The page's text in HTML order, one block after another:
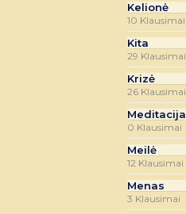
Kelionė
10 Klausimai
Kita
29 Klausimai
Krizė
26 Klausimai
Meditacija
0 Klausimai
Meilė
12 Klausimai
Menas
3 Klausimai